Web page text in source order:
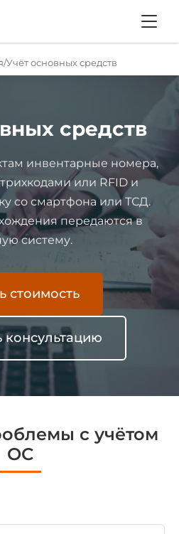
Учёт основных средств
средств
инвентарные номера,
или RFID и
со смартфона или ТСД.
передаются в
систему.
стоимость
консультацию
с учётом
ОС